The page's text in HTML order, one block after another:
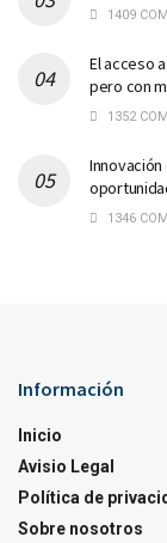
1409
El acceso
pero con
1352
1346
Información
Inicio
Avisio Legal
Política de
Sobre nosotros